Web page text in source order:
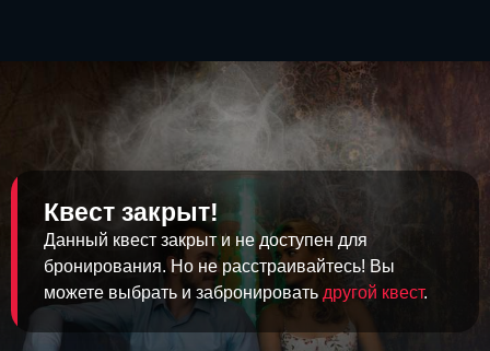
Квест закрыт!
Данный квест закрыт и не доступен для
бронирования. Но не расстраивайтесь! Вы
можете выбрать и забронировать другой квест.